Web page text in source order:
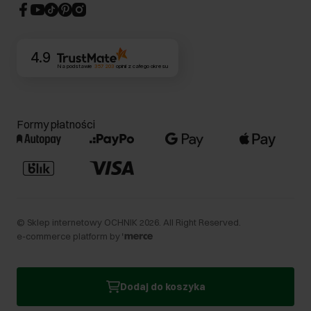
Dodaj do koszyka
CSR
4.9
Na podstawie 357 203 opinii z całego okresu
Formy płatności
© Sklep internetowy OCHNIK 2026 . All Right Reserved.
e-commerce platform by